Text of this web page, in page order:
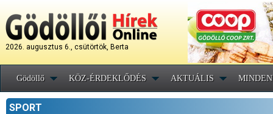
2026. augusztus 6., csütörtök, Berta
Gödöllő KÖZ-ÉRDEKLŐDÉS AKTUÁLIS
SPORT